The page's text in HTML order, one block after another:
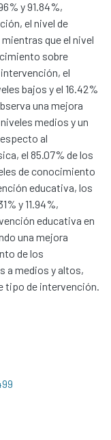
y 91.84%,
el nivel de
que el nivel
sobre
el
bajos y el 16.42%
una mejora
medios y un
al
el 85.07% de los
de conocimiento
educativa, los
y 11.94%,
educativa en
una mejora
de los
a medios y altos,
tipo de intervención.